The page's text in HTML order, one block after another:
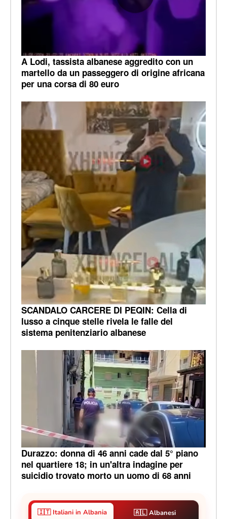
A Lodi, tassista albanese aggredito con un
martello da un passeggero di origine africana
per una corsa di 80 euro
SCANDALO CARCERE DI PEQIN: Cella di
lusso a cinque stelle rivela le falle del
sistema penitenziario albanese
Durazzo: donna di 46 anni cade dal 5° piano
nel quartiere 18; in un'altra indagine per
suicidio trovato morto un uomo di 68 anni
🇮🇹 Italiani in Albania 🇦🇱 Albanesi